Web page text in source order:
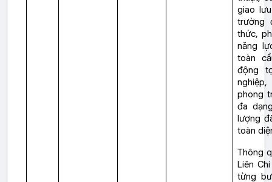
giao
trường
thức,
năng
toàn
động
phong
đa
lượng
toàn
Thông
Liên
từng